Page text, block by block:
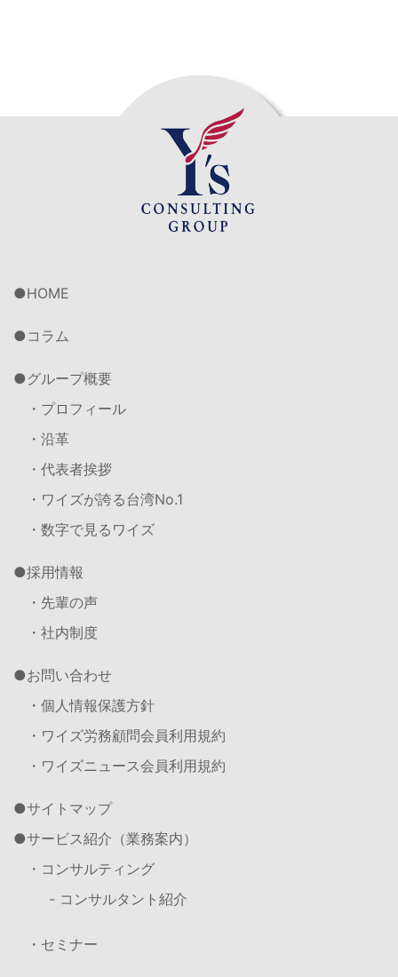
HOME
コラム
グループ概要
・プロフィール
・沿革
・代表者挨拶
・ワイズが誇る台湾No.1
・数字で見るワイズ
採用情報
・先輩の声
・社内制度
お問い合わせ
・個人情報保護方針
・ワイズ労務顧問会員利用規約
・ワイズニュース会員利用規約
サイトマップ
サービス紹介（業務案内）
・コンサルティング
- コンサルタント紹介
・セミナー